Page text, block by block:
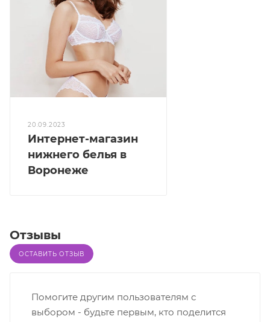
20.09.2023
Интернет-магазин
нижнего белья в
Воронеже
Отзывы
ОСТАВИТЬ ОТЗЫВ
Помогите другим пользователям с
выбором - будьте первым, кто поделится